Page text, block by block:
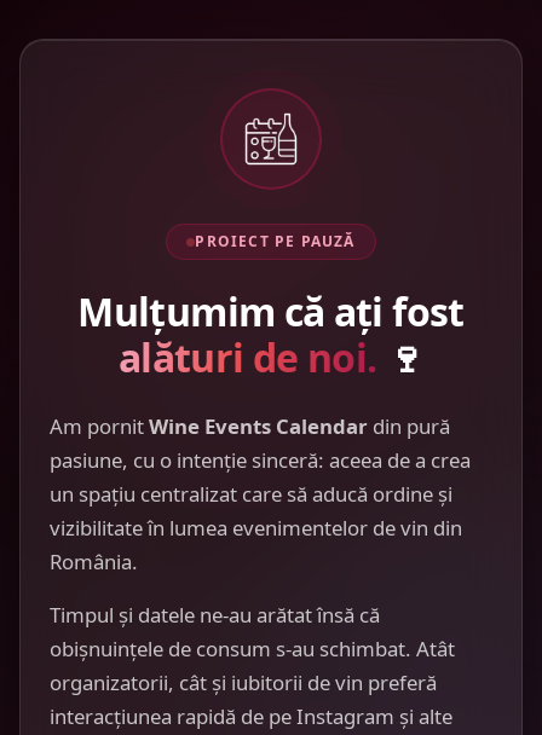
PROIECT PE PAUZĂ
Mulțumim că ați fost
alături de noi. 🍷
Am pornitWine Events Calendar din pură
pasiune, cu o intenție sinceră: aceea de a crea
un spațiu centralizat care să aducă ordine și
vizibilitate în lumea evenimentelor de vin din
România.
Timpul și datele ne-au arătat însă că
obișnuințele de consum s-au schimbat. Atât
organizatorii, cât și iubitorii de vin preferă
interacțiunea rapidă de pe Instagram și alte